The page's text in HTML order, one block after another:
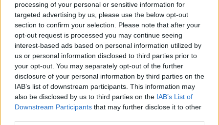
processing of your personal or sensitive information for
targeted advertising by us, please use the below opt-out
section to confirm your selection. Please note that after your
opt-out request is processed you may continue seeing
interest-based ads based on personal information utilized by
us or personal information disclosed to third parties prior to
your opt-out. You may separately opt-out of the further
disclosure of your personal information by third parties on the
IAB’s list of downstream participants. This information may
also be disclosed by us to third parties on the IAB’s List of
Downstream Participants that may further disclose it to other
L'evento è qui. Sole nel segno illumina con un
raggio Plutone, con l'altro Luna e i due pianeti
in Pesci. Bastano questi influssi per
cominciare con le collaborazioni, gli affari,
oppure per operare i primi tagli drastici della
stagione. Non ci sono presupposti perché
possano nascere problemi seri, le difficoltà
sono retaggio del passato. Il futuro che
aprono queste stelle non racconta favole,
l'amore è vero, il successo è vero. Una nuova
costruzione può iniziare oggi stesso.